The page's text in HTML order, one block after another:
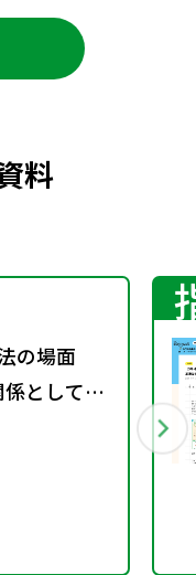
料
の場面
として捉